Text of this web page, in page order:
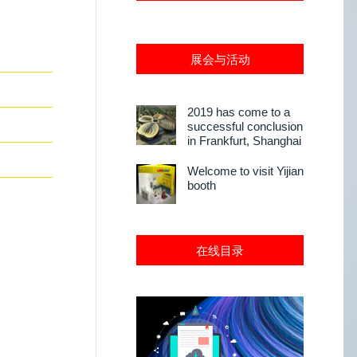
展会与活动
2019 has come to a
successful conclusion
in Frankfurt, Shanghai
Welcome to visit Yijian
booth
在线目录